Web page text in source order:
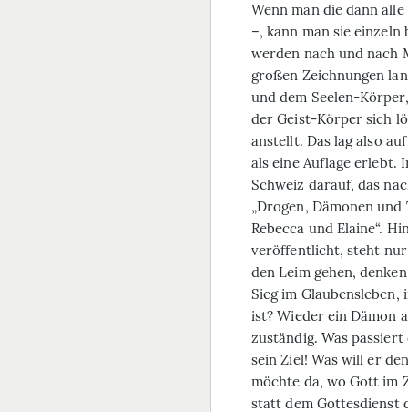
Wenn man die dann
–, kann man sie einzeln
werden nach und nach
großen Zeichnungen
und dem Seelen-
der Geist-Körper sich
anstellt. Das lag also
als eine Auflage erlebt.
Schweiz darauf, das
„Drogen, Dämonen
Rebecca und Elaine“.
veröffentlicht, steht nur
den Leim gehen,
Sieg im
ist? Wieder ein Dämon
zuständig. Was
sein Ziel! Was will er
möchte da, wo Gott im
statt dem Gottesdienst